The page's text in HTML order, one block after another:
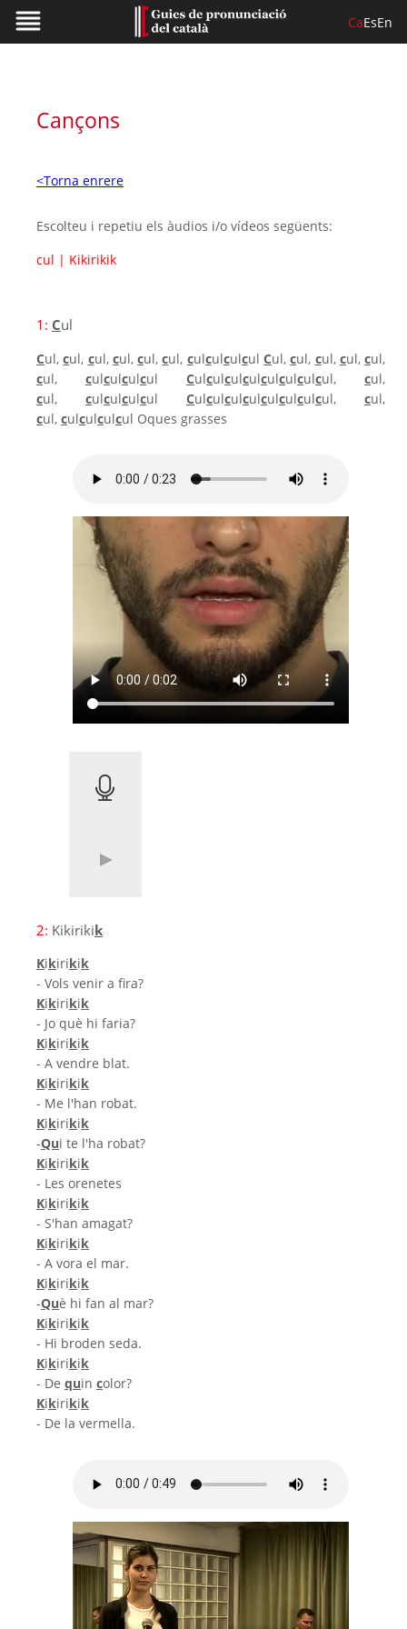
CaEsEn
Cançons
<Torna enrere
Escolteu i repetiu els àudios i/o vídeos següents:
cul | Kikirikik
1: Cul
Cul,cul, cul, cul,cul,cul, culculculcul Cul,cul, cul, cul,cul,
cul, culculculcul Culculculculculculculcul, cul,
cul, culculculcul Culculculculculculculcul, cul,
cul, culculculcul Oques grasses
2: Kikirikik
Kikirikik
- Vols venir a fira?
Kikirikik
- Jo què hi faria?
Kikirikik
- A vendre blat.
Kikirikik
- Me l'han robat.
Kikirikik
-Qui te l'ha robat?
Kikirikik
- Les orenetes
Kikirikik
- S'han amagat?
Kikirikik
- A vora el mar.
Kikirikik
-Què hi fan al mar?
Kikirikik
- Hi broden seda.
Kikirikik
- De quin color?
Kikirikik
- De la vermella.